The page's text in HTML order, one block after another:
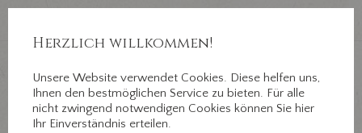
+49 8221 31077
Kontaktieren Sie uns!
Herzlich willkommen!
Unsere Website verwendet Cookies. Diese helfen uns,
Ihnen den bestmöglichen Service zu bieten. Für alle
nicht zwingend notwendigen Cookies können Sie hier
Ihr Einverständnis erteilen.